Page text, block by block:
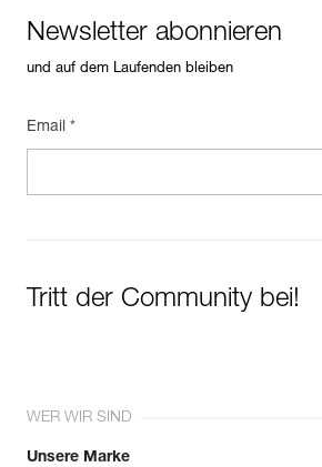
Newsletter abonnieren
und auf dem Laufenden bleiben
Email *
Tritt der Community bei!
WER WIR SIND
Unsere Marke